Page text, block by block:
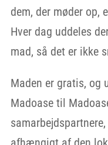
dem, der møder op,
Hver dag uddeles
mad, så det er ikke
Maden er gratis, og
Madoase til